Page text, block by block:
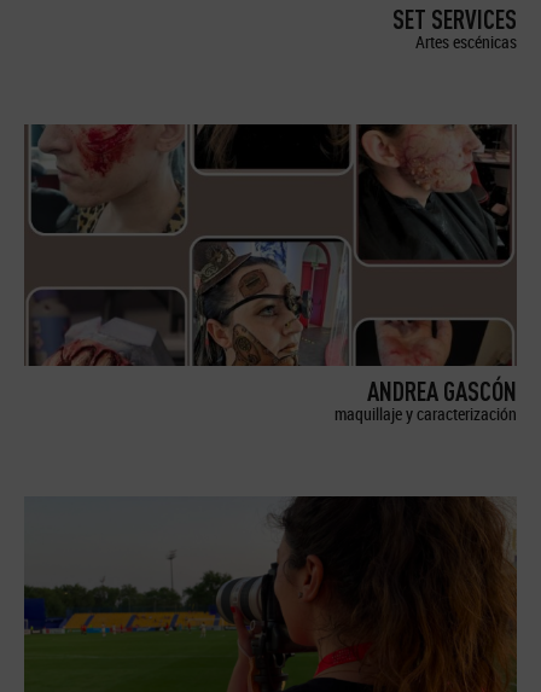
SET SERVICES
Artes escénicas
ANDREA GASCÓN
maquillaje y caracterización